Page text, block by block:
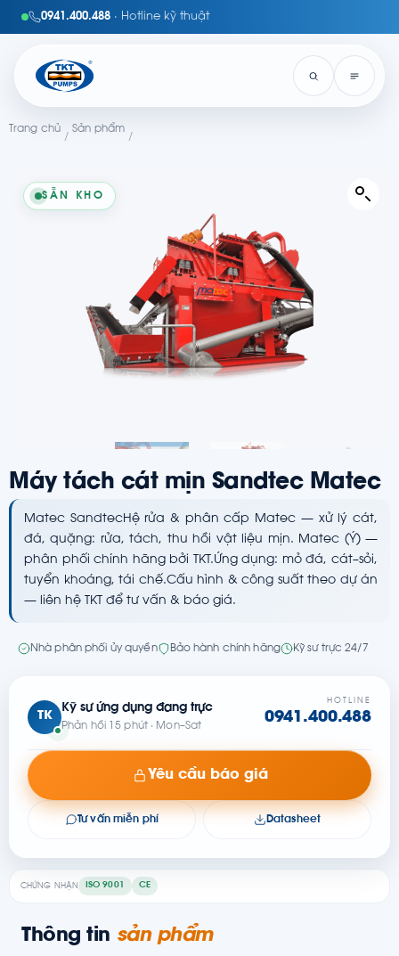
0941.400.488 · Hotline kỹ thuật
Trang chủ
/
Sản phẩm
/
SẴN KHO
CHỨNG NHẬN ISO 9001 CE
Máy tách cát mịn Sandtec Matec
Matec SandtecHệ rửa & phân cấp Matec — xử lý cát,
đá, quặng: rửa, tách, thu hồi vật liệu mịn. Matec (Ý) —
phân phối chính hãng bởi TKT.Ứng dụng: mỏ đá, cát–sỏi,
tuyển khoáng, tái chế.Cấu hình & công suất theo dự án
— liên hệ TKT để tư vấn & báo giá.
Nhà phân phối ủy quyền Bảo hành chính hãng Kỹ sư trực 24/7
TK
Kỹ sư ứng dụng đang trực
Phản hồi 15 phút · Mon–Sat
HOTLINE
0941.400.488
Yêu cầu báo giá
Tư vấn miễn phí Datasheet
Thông tin sản phẩm